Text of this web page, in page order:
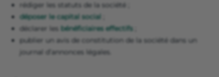
rédiger les statuts de la société ;
déposer le capital social
déclarer les bénéficiaires effectifs
publier un avis de constitution de la société dans un
journal d’annonces légales.